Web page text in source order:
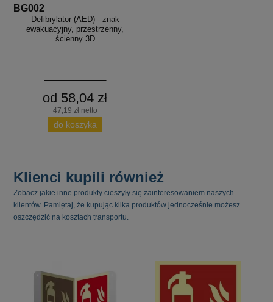
BG002
Defibrylator (AED) - znak
ewakuacyjny, przestrzenny,
ścienny 3D
od 58,04 zł
47,19 zł netto
do koszyka
Klienci kupili również
Zobacz jakie inne produkty cieszyły się zainteresowaniem naszych
klientów. Pamiętaj, że kupując kilka produktów jednocześnie możesz
oszczędzić na kosztach transportu.